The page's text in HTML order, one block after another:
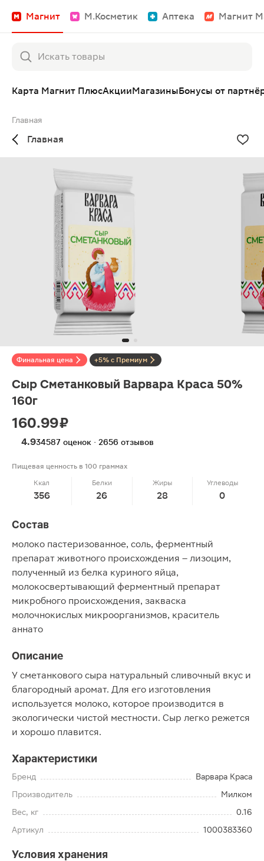
Магнит М.Косметик Аптека Магнит
Карта Магнит ПлюсАкцииМагазиныБонусы от
Главная
Главная
Финальная цена +5% с Премиум
Сыр Сметанковый Варвара Краса 50%
160г
160.99 ₽
4.934587 оценок · 2656 отзывов
Пищевая ценность в 100 граммах
Ккал
356
Белки
26
Жиры
28
Углеводы
0
Состав
молоко пастеризованное, соль, ферментный
препарат животного происхождения – лизоцим,
полученный из белка куриного яйца,
молокосвертывающий ферментный препарат
микробного происхождения, закваска
молочнокислых микроорганизмов, краситель
аннато
Описание
У сметанкового сыра натуральный сливочный вкус и
благородный аромат. Для его изготовления
используется молоко, которое производится в
экологически чистой местности. Сыр легко режется
и хорошо плавится.
Характеристики
Бренд
Варвара Краса
Производитель
Милком
Вес, кг
0.16
Артикул
1000383360
Условия хранения